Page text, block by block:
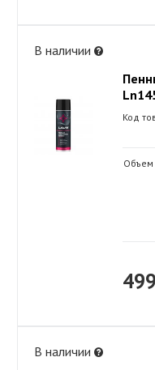
В наличии
Код
Объем
В наличии